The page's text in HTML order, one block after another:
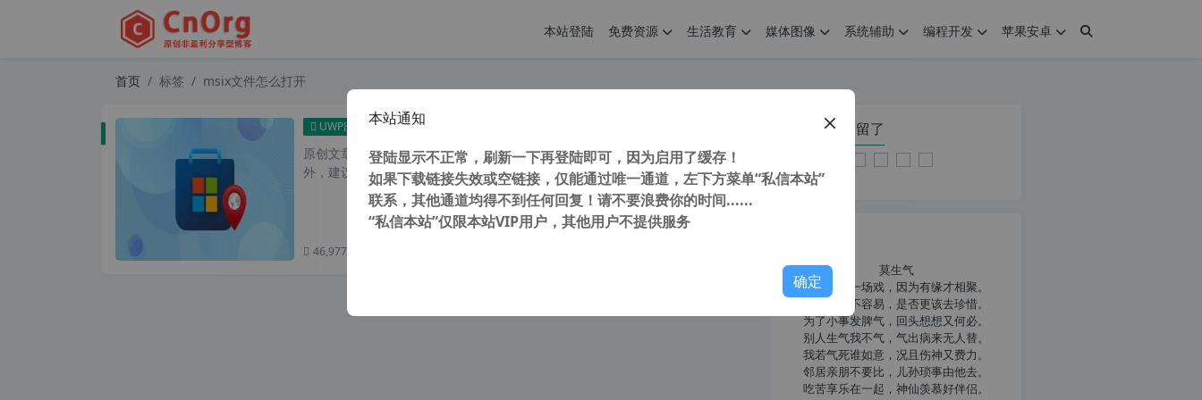
本站登陆 免费资源 生活教育 媒体图像 系统辅助 编程开发 苹果安卓
首页 标签 msix文件怎么打开
UWP应用 通过外链离线下载微软应用商店应用 Microsoft Store 应用并安装appx、msix等UWP应用
原创文章，转载请注明： 转载自cnorg.12hp.de 注意：由于网站空间位于国
外，建议避开晚上的访问高峰期...
46,977 次浏览
您在本页停留了
莫生气
人生就像一场戏，因为有缘才相聚。
相扶到老不容易，是否更该去珍惜。
为了小事发脾气，回头想想又何必。
别人生气我不气，气出病来无人替。
我若气死谁如意，况且伤神又费力。
邻居亲朋不要比，儿孙琐事由他去。
吃苦享乐在一起，神仙羡慕好伴侣。
本站通知
登陆显示不正常，刷新一下再登陆即可，因为启用了缓存！
如果下载链接失效或空链接，仅能通过唯一通道，左下方菜单“私信本站”
联系，其他通道均得不到任何回复！请不要浪费你的时间......
“私信本站”仅限本站VIP用户，其他用户不提供服务
确定